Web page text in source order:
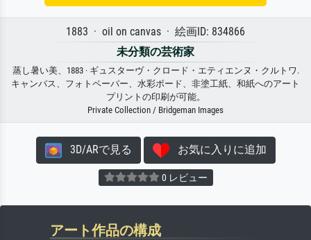
1883 · oil on canvas · 絵画ID: 834866
未分類の芸術家
蒸し暑い美、1883 · ギュスターヴ・クロード・エティエンヌ・クルトワ.
キャンバス、フォトペーパー、水彩ボード、非塗工紙、和紙へのアート
プリントの印刷が可能。
Private Collection / Bridgeman Images
3D/ARで見る お気に入りに追加
0 レビュー
アート作品の構成